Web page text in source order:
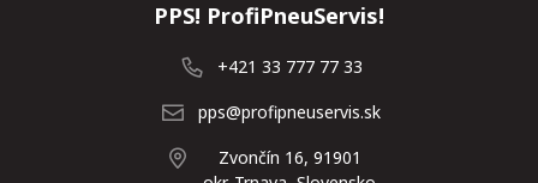
PPS! ProfiPneuServis!
+421 33 777 77 33
pps@profipneuservis.sk
Zvončín 16, 91901